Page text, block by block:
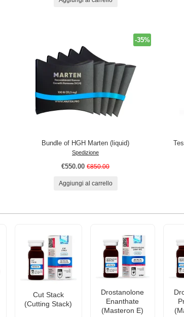
Bundle of HGH Marten (liquid)
Spedizione
€550.00 €850.00
-35%
Aggiungi al carrello
Cut Stack
(Cutting Stack)
Drostanolone
Enanthate
(Masteron E)